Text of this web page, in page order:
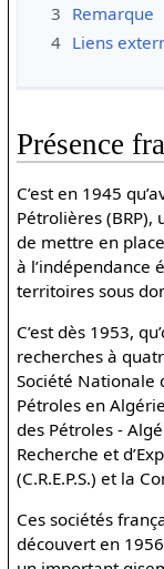
3 Remarque
4 Liens
Présence
C’est en 1945
Pétrolières (BRP),
de mettre en
à l’indépendance
territoires sous
C’est dès 1953,
recherches à
Société Nationale
Pétroles en
des Pétroles -
Recherche et
(C.R.E.P.S.) et la
Ces sociétés
découvert en